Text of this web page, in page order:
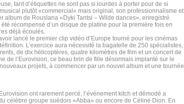
tant d’étiquettes ne sont pas si lourdes à porter pour de si
plutôt «commercial» mais original, son professionnalisme et
album de Rouslana «Dyki Tantsi – Wilde dances», enregistré
récompensé d’un disque de platine pour la première fois en
déjà écoulés.
lancé le premier clip vidéo d’Europe tourné pour les cinémas
L’exercice aura nécessité la bagatelle de 250 spécialistes,
de dix hélicoptères, quatre kilomètres de film et un concert de
de l’Eurovision, ce beau brin de fille désormais implanté sur le
projets, à commencer par un nouvel album et une tournée
ont rarement percé, l’événement kitch et démodé a
célèbre groupe suédois «Abba» ou encore de Céline Dion. En